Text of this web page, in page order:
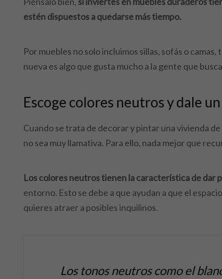
estén dispuestos a quedarse más tiempo.
Por muebles no solo incluimos sillas, sofás o
nueva es algo que gusta mucho a la gente que
Escoge colores neutros y dale
Cuando se trata de decorar y pintar una vivienda
no sea muy llamativa. Para ello, nada mejor que
Los colores neutros tienen la característica de dar
entorno. Esto se debe a que ayudan a que el
quieres atraer a posibles inquilinos.
Los tonos neutros como el